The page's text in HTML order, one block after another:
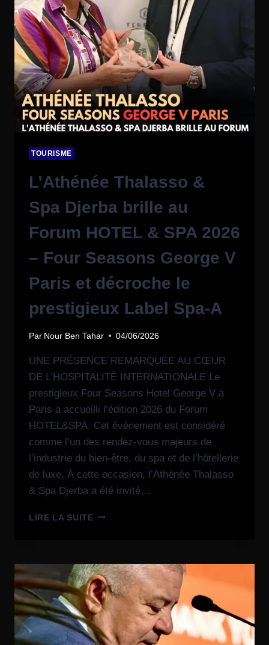
TOURISME
L’Athénée Thalasso &
Spa Djerba brille au
Forum HOTEL & SPA 2026
– Four Seasons George V
Paris et décroche le
prestigieux Label Spa-A
Par Nour Ben Tahar 04/06/2026
UNE PRÉSENCE REMARQUÉE AU CŒUR
DE L’HOSPITALITÉ INTERNATIONALE Le
prestigieux Four Seasons Hotel George V à
Paris a accueilli l’édition 2026 du Forum
HOTEL&SPA. Cet événement est considéré
comme l’un des rendez-vous majeurs de
l’industrie du bien-être, du spa et de l’hôtellerie
de luxe. À cette occasion, l’Athénée Thalasso
& Spa Djerba a été invité…
LIRE LA SUITE